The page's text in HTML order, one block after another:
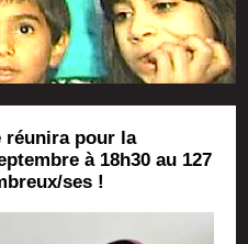
réunira pour la
à 18h30 au 127
ses !